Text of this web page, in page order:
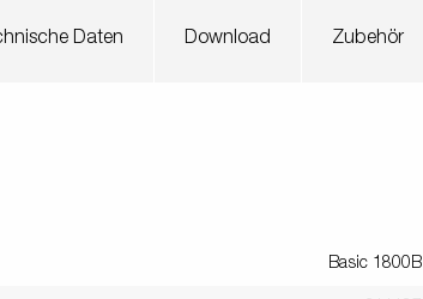
Der richtige Reifendruck
Sicherung von Booten
Daten Download Zubehör
Basic 1800B